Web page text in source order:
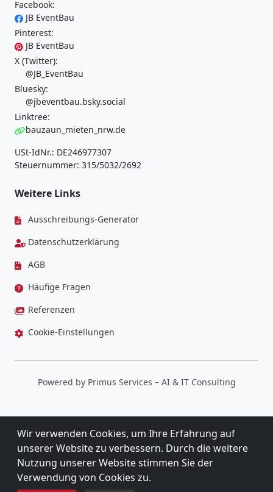
Facebook:
JB EventBau
Pinterest:
JB EventBau
X (Twitter):
@JB_EventBau
Bluesky:
@jbeventbau.bsky.social
Linktree:
bauzaun_mieten_nrw.de
USt-IdNr.: DE246977307
Steuernummer: 315/5032/2692
Weitere Links
Ausschreibungs-Generator
Datenschutzerklärung
AGB
Häufige Fragen
Referenzen
Cookie-Einstellungen
Powered by Primus Services – AI & IT Consulting
Wir verwenden Cookies, um Ihre Erfahrung auf
unserer Website zu verbessern. Durch die weitere
Nutzung unserer Website stimmen Sie der
Verwendung von Cookies zu.